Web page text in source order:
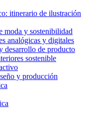
itinerario de ilustración
moda y sostenibilidad
analógicas y digitales
desarrollo de producto
sostenible
y producción